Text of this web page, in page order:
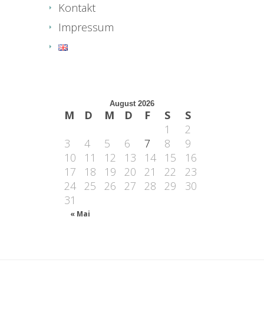
Kontakt
Impressum
August 2026
M D M D F S S
« Mai
1
2
3
4 5 6 7 8
9
10
11 12 13 14 15
16
17
18 19 20 21 22
23
24 25 26 27 28 29
30
31